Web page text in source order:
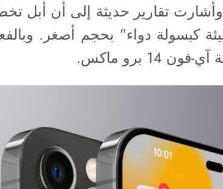
وأشارت تقارير حديثة إلى أن أبل
كبسولة دواء” بحجم أصغر.
برو ماكس.